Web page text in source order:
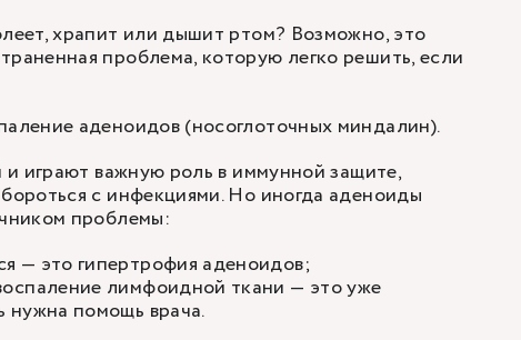
храпит или дышит ртом? Возможно, это
проблема, которую легко решить, если
аденоидов (носоглоточных миндалин).
и играют важную роль в иммунной защите,
с инфекциями. Но иногда аденоиды
проблемы:
— это гипертрофия аденоидов;
лимфоидной ткани — это уже
нужна помощь врача.